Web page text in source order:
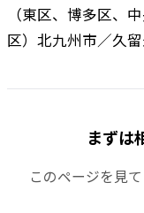
（東区、博多区、
区）北九州市／久
まずは
このページを見